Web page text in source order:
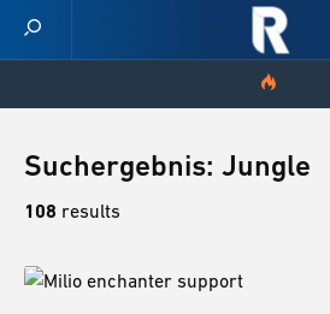
VIDEOS
Suchergebnis: Jungle
108 results